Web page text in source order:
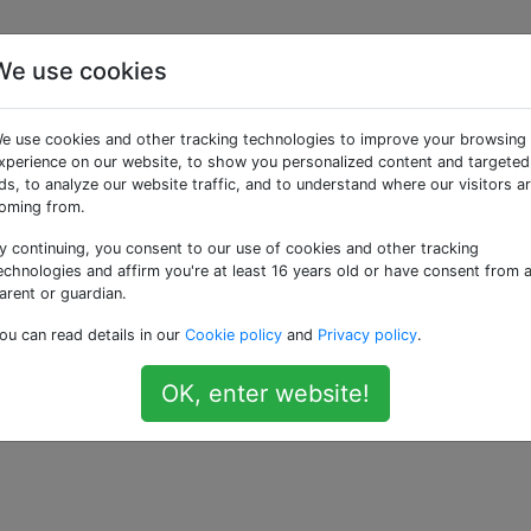
écouteurs iPhone
sur mon MacBook?
intégré aux écouteurs de mon iPhone. Je veux
le casque sur le port microphone. Je suis ensuite
Entrée et j'ai sélectionné Line In. Il ne semble pas que cela
Devrait-il?
use cookies
use cookies and other tracking technologies to improve your browsing
on our website, to show you personalized content and targeted
to analyze our website traffic, and to understand where our visitors
from.
continuing, you consent to our use of cookies and other tracking
and affirm you're at least 16 years old or have consent from a
or guardian.
can read details in our Cookie policy and Privacy policy.
OK, enter website!